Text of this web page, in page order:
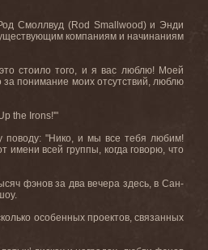
Смоллвуд (Rod Smallwood) и Энди
компаниям и начинаниям
стоило того, и я вас люблю! Моей
за понимание моих отсутствий, люблю
the Irons!'"
поводу: "Нико, и мы все тебя любим!
всей группы, когда говорю, что
фэнов за два вечера здесь, в Сан-
особенных проектов, связанных